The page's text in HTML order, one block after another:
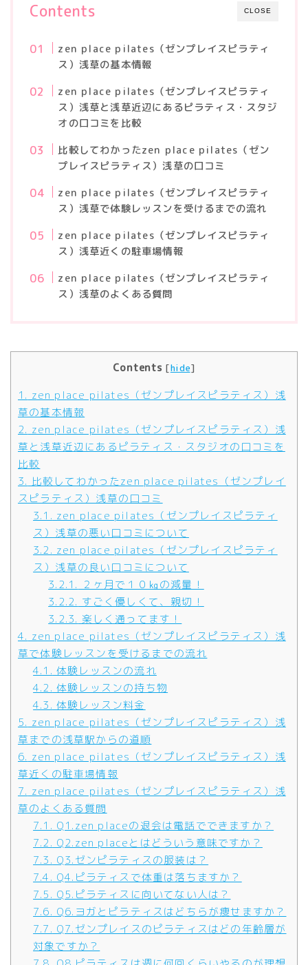
CLOSE
Contents
zen place pilates（ゼンプレイスピラティ
ス）浅草の基本情報
zen place pilates（ゼンプレイスピラティ
ス）浅草と浅草近辺にあるピラティス・スタジ
オの口コミを比較
比較してわかったzen place pilates（ゼン
プレイスピラティス）浅草の口コミ
zen place pilates（ゼンプレイスピラティ
ス）浅草で体験レッスンを受けるまでの流れ
zen place pilates（ゼンプレイスピラティ
ス）浅草近くの駐車場情報
zen place pilates（ゼンプレイスピラティ
ス）浅草のよくある質問
Contents [hide]
1. zen place pilates（ゼンプレイスピラティス）浅
草の基本情報
2. zen place pilates（ゼンプレイスピラティス）浅
草と浅草近辺にあるピラティス・スタジオの口コミを
比較
3. 比較してわかったzen place pilates（ゼンプレイ
スピラティス）浅草の口コミ
3.1. zen place pilates（ゼンプレイスピラティ
ス）浅草の悪い口コミについて
3.2. zen place pilates（ゼンプレイスピラティ
ス）浅草の良い口コミについて
3.2.1. ２ヶ月で１０㎏の減量！
3.2.2. すごく優しくて、親切！
3.2.3. 楽しく通ってます！
4. zen place pilates（ゼンプレイスピラティス）浅
草で体験レッスンを受けるまでの流れ
4.1. 体験レッスンの流れ
4.2. 体験レッスンの持ち物
4.3. 体験レッスン料金
5. zen place pilates（ゼンプレイスピラティス）浅
草までの浅草駅からの道順
6. zen place pilates（ゼンプレイスピラティス）浅
草近くの駐車場情報
7. zen place pilates（ゼンプレイスピラティス）浅
草のよくある質問
7.1. Q1.zen placeの退会は電話でできますか？
7.2. Q2.zen placeとはどういう意味ですか？
7.3. Q3.ゼンピラティスの服装は？
7.4. Q4.ピラティスで体重は落ちますか？
7.5. Q5.ピラティスに向いてない人は？
7.6. Q6.ヨガとピラティスはどちらが痩せますか？
7.7. Q7.ゼンプレイスのピラティスはどの年齢層が
対象ですか？